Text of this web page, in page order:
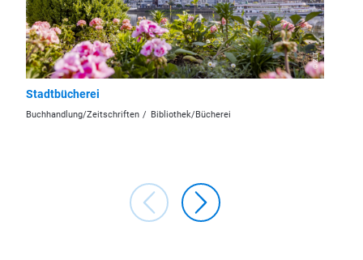
© ZLT
Stadtbücherei
Buchhandlung/Zeitschriften Bibliothek/Bücherei